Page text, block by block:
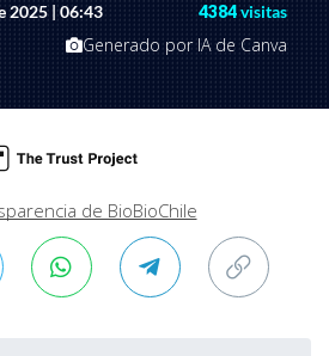
2025 | 06:43
4384visitas
Generado por IA de Canva
de BioBioChile